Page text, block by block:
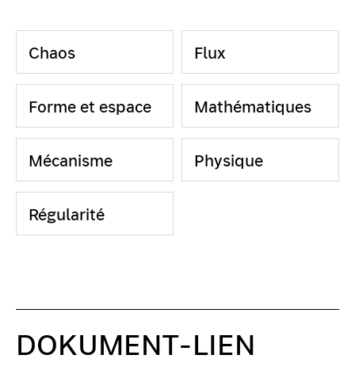
Chaos Flux
Forme et espace Mathématiques
Mécanisme Physique
Régularité
DOKUMENT-LIEN